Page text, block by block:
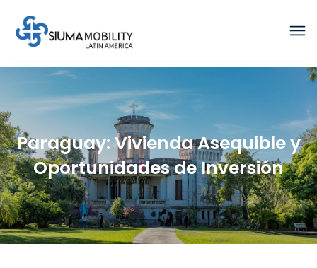
Paraguay: Vivienda Asequible y
Oportunidades de Inversión